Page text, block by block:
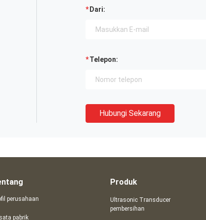
Dari:
Telepon:
Hubungi Sekarang
perusahaan
pabrik
Produk
Ultrasonic Transducer
pembersihan